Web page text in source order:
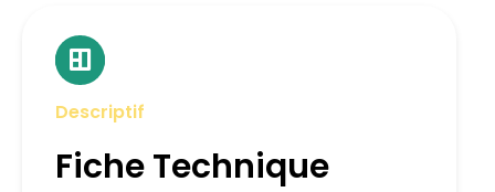
Descriptif
Fiche Technique